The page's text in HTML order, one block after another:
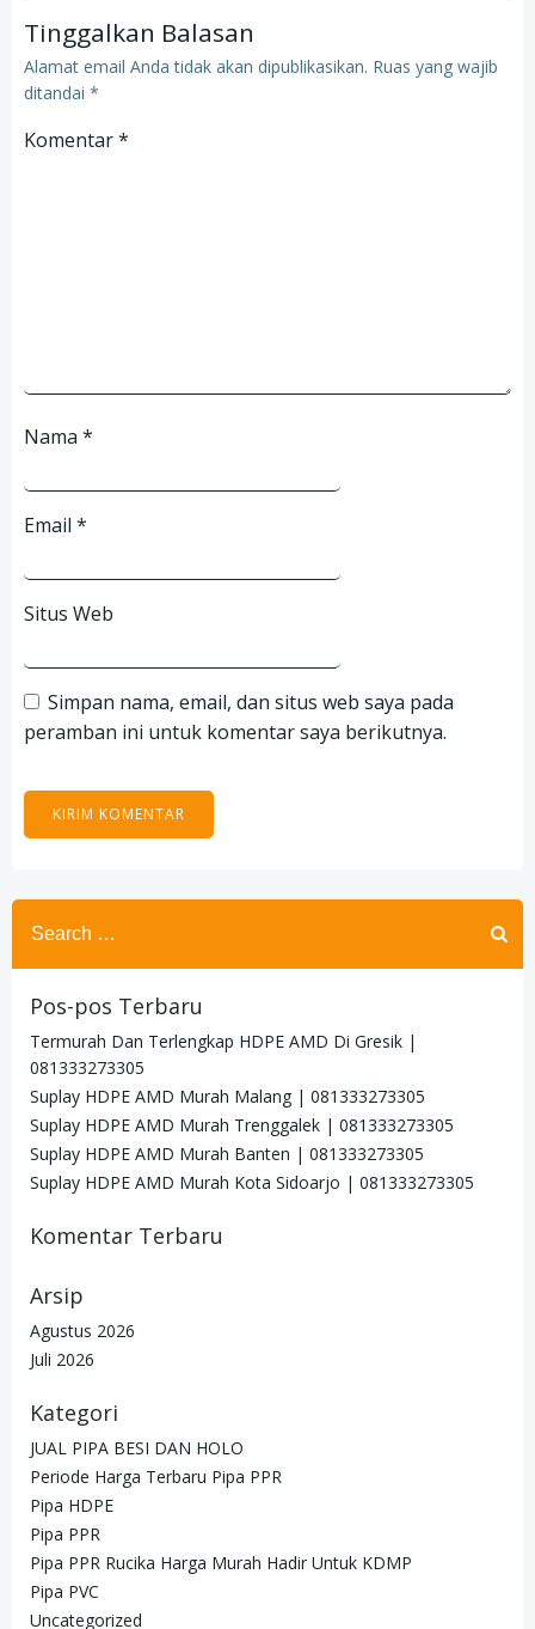
Tinggalkan Balasan
Alamat email Anda tidak akan dipublikasikan. Ruas yang wajib
ditandai *
Komentar*
Nama *
Email *
Situs Web
Simpan nama, email, dan situs web saya pada
peramban ini untuk komentar saya berikutnya.
Search
for:
Pos-pos Terbaru
Termurah Dan Terlengkap HDPE AMD Di Gresik |
081333273305
Suplay HDPE AMD Murah Malang | 081333273305
Suplay HDPE AMD Murah Trenggalek | 081333273305
Suplay HDPE AMD Murah Banten | 081333273305
Suplay HDPE AMD Murah Kota Sidoarjo | 081333273305
Komentar Terbaru
Arsip
Agustus 2026
Juli 2026
Kategori
JUAL PIPA BESI DAN HOLO
Periode Harga Terbaru Pipa PPR
Pipa HDPE
Pipa PPR
Pipa PPR Rucika Harga Murah Hadir Untuk KDMP
Pipa PVC
Uncategorized